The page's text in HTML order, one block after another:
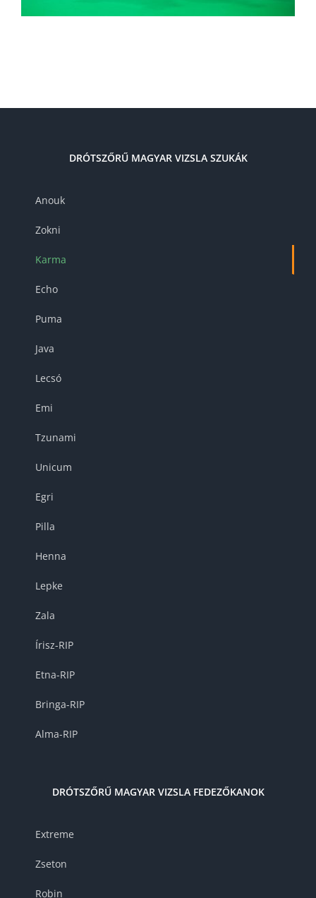
DRÓTSZŐRŰ MAGYAR VIZSLA SZUKÁK
Anouk
Zokni
Karma
Echo
Puma
Java
Lecsó
Emi
Tzunami
Unicum
Egri
Pilla
Henna
Lepke
Zala
Írisz-RIP
Etna-RIP
Bringa-RIP
Alma-RIP
DRÓTSZŐRŰ MAGYAR VIZSLA FEDEZŐKANOK
Extreme
Zseton
Robin